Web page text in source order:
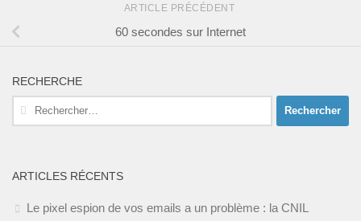
ARTICLE PRÉCÉDENT
60 secondes sur Internet
RECHERCHE
Rechercher :
ARTICLES RÉCENTS
Le pixel espion de vos emails a un problème : la CNIL